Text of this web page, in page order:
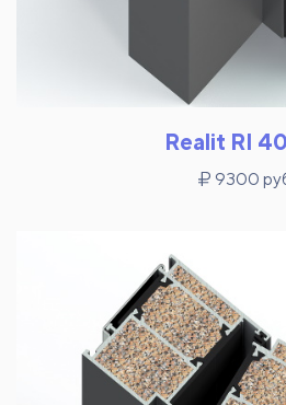
Realit RI
9300